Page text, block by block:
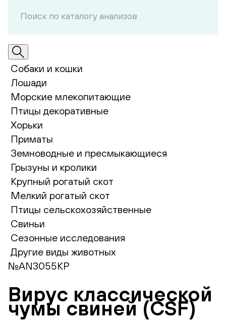
Собаки и кошки
Лошади
Морские млекопитающие
Птицы декоративные
Хорьки
Приматы
Земноводные и пресмыкающиеся
Грызуны и кролики
Крупный рогатый скот
Мелкий рогатый скот
Птицы сельскохозяйственные
Свиньи
Сезонные исследования
Другие виды животных
№AN3055КР
Вирус классической
чумы свиней (CSF)